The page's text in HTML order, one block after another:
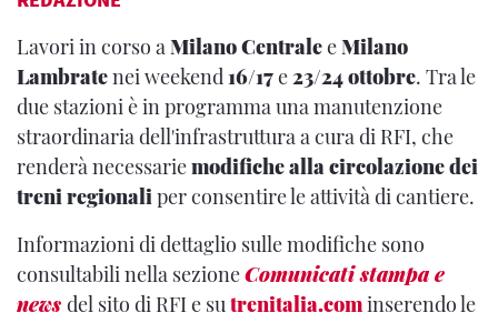
Lavori in corso aMilano CentraleeMilano
Lambratenei weekend16/17e23/24ottobre. Tra le
due stazioni è in programma una manutenzione
straordinaria dell'infrastruttura a cura di RFI, che
renderà necessariemodifiche alla circolazione dei
treni regionaliper consentire le attività di cantiere.
Informazioni di dettaglio sulle modifiche sono
consultabili nella sezioneComunicati stampa e
news del sito di RFI e sutrenitalia.cominserendo le